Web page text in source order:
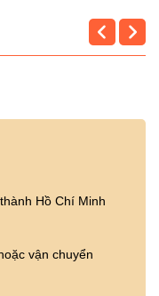
Hồ Chí Minh
vận chuyển